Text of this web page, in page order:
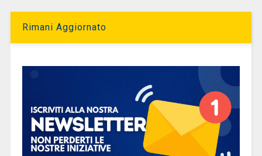
Rimani Aggiornato